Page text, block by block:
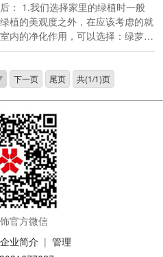
： 1.我们选择家里的绿植时一般
植的美观度之外，在应该考虑的就
内的净化作用，可以选择：绿萝、
、吊兰等等。 2.一般床下都是储
好，不要放置铁器，长期有铁
下一页 尾页 共(1/1)页
官方微信
企业简介 | 管理